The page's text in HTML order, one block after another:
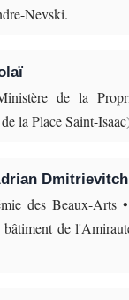
Nevski.
de la
la Place Saint-
Dmitrievitch
des Beaux-Arts
de